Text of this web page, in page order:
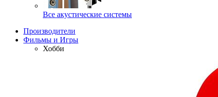
Все акустические системы
Производители
Фильмы и Игры
Хобби